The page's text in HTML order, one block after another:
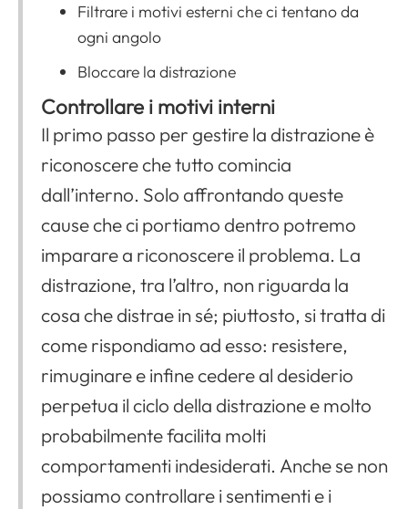
Filtrare i motivi esterni che ci tentano da
ogni angolo
Bloccare la distrazione
Controllare i motivi interni
Il primo passo per gestire la distrazione è
riconoscere che tutto comincia
dall’interno. Solo affrontando queste
cause che ci portiamo dentro potremo
imparare a riconoscere il problema. La
distrazione, tra l’altro, non riguarda la
cosa che distrae in sé; piuttosto, si tratta di
come rispondiamo ad esso: resistere,
rimuginare e infine cedere al desiderio
perpetua il ciclo della distrazione e molto
probabilmente facilita molti
comportamenti indesiderati. Anche se non
possiamo controllare i sentimenti e i